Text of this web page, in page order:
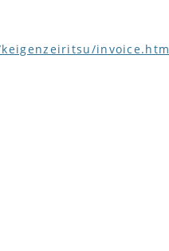
invoice.htm